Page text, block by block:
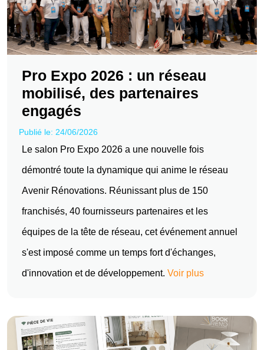
Pro Expo 2026 : un réseau
mobilisé, des partenaires
engagés
Publié le: 24/06/2026
Le salon Pro Expo 2026 a une nouvelle fois
démontré toute la dynamique qui anime le réseau
Avenir Rénovations. Réunissant plus de 150
franchisés, 40 fournisseurs partenaires et les
équipes de la tête de réseau, cet événement annuel
s'est imposé comme un temps fort d'échanges,
d'innovation et de développement. Voir plus